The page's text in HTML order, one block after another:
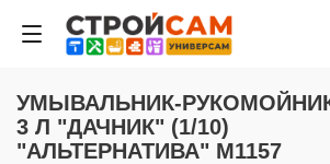
УМЫВАЛЬНИК-
3 Л "ДАЧНИК" (1/10)
"АЛЬТЕРНАТИВА" М1157